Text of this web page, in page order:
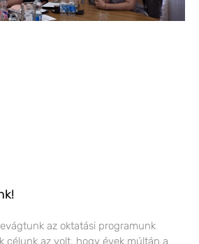
az oktatási programunk
célunk az volt, hogy évek múltán a